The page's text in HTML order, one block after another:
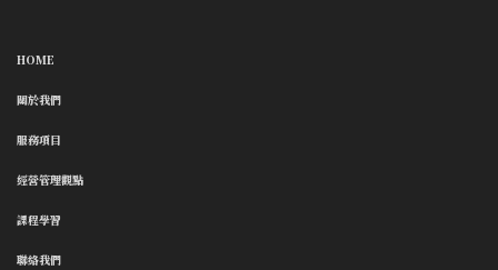
HOME
關於我們
服務項目
經營管理觀點
課程學習
聯絡我們